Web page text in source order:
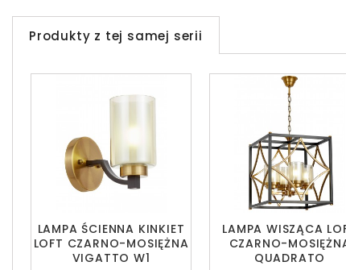
Produkty z tej samej serii
LAMPA WISZĄCA
CZARNO-
QUADRATO
LAMPA ŚCIENNA KINKIET
LOFT CZARNO-MOSIĘŻNA
VIGATTO W1